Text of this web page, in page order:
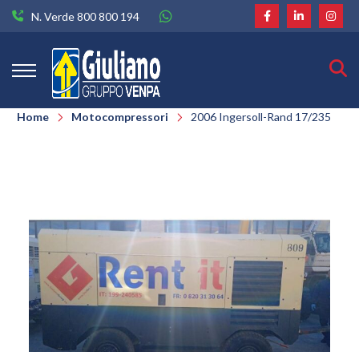
N. Verde 800 800 194
Home Motocompressori 2006 Ingersoll-Rand 17/235